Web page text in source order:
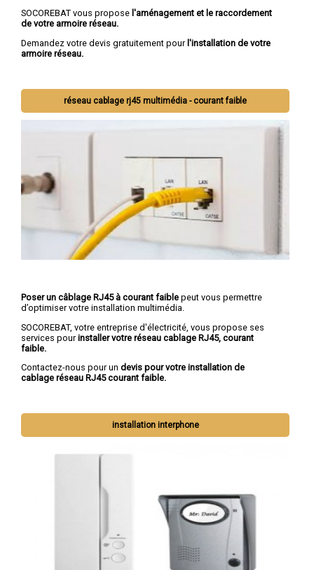
SOCOREBAT vous propose l'aménagement et le raccordement
de votre armoire réseau.
Demandez votre devis gratuitement pourl'installation de votre
armoire réseau.
réseau cablage rj45 multimédia - courant faible
Poser un câblage RJ45 à courant faible peut vous permettre
d’optimiser votre installation multimédia.
SOCOREBAT, votre entreprise d'électricité, vous propose ses
services pourinstaller votre réseau cablage RJ45, courant
faible.
Contactez-nous pour un devis pour votre installation de
cablage réseau RJ45 courant faible.
installation interphone